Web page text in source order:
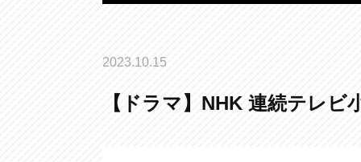
2023.10.15
【ドラマ】NHK 連続テレビ